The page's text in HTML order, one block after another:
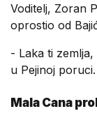
Voditelj, Zoran
oprostio od
- Laka ti
u Pejinoj poruci.
Mala Cana